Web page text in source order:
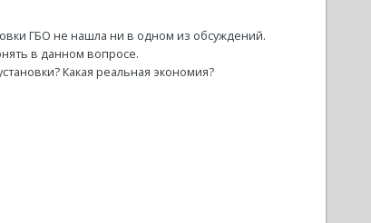
ГБО не нашла ни в одном из обсуждений.
в данном вопросе.
Какая реальная экономия?